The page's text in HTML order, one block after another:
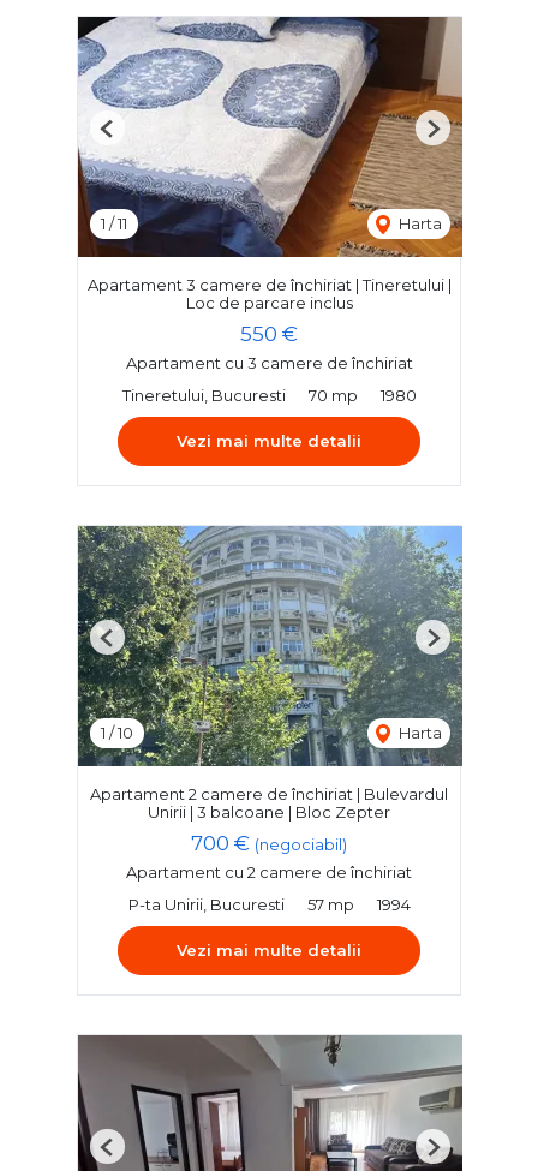
1 /11 Harta
Previous Next
Apartament 3 camere de închiriat | Tineretului |
Loc de parcare inclus
550 €
Apartament cu 3 camere de închiriat
Tineretului, Bucuresti
70 mp 1980
Vezi mai multe detalii
1 /10 Harta
Previous Next
Apartament 2 camere de închiriat | Bulevardul
Unirii | 3 balcoane | Bloc Zepter
700 € (negociabil)
Apartament cu 2 camere de închiriat
P-ta Unirii, Bucuresti
57 mp 1994
Vezi mai multe detalii
Previous Next